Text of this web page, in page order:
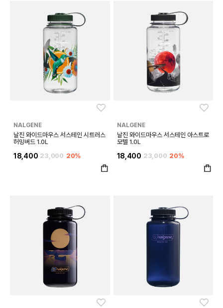
NALGENE
날진 와이드마우스 서스테인 시트러스
허밍버드 1.0L
18,400 23,000 20%
NALGENE
날진 와이드마우스 서스테인 아스트로
모텔 1.0L
18,400 23,000 20%